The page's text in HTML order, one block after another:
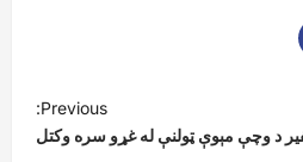
Previous:
د وچې مېوې ټولنې له غړو سره وکتل